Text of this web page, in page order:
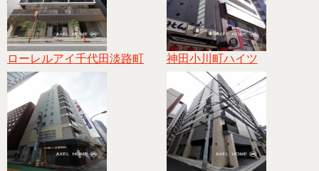
ローレルアイ千代田淡路町 神田小川町ハイツ